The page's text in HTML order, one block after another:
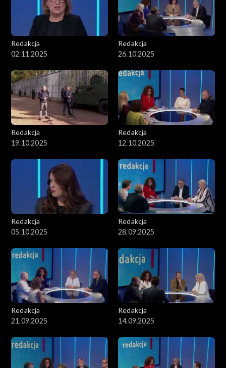
Redakcja
02.11.2025
Redakcja
26.10.2025
Redakcja
19.10.2025
Redakcja
12.10.2025
Redakcja
05.10.2025
Redakcja
28.09.2025
Redakcja
21.09.2025
Redakcja
14.09.2025